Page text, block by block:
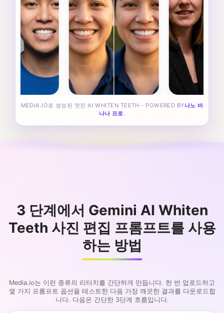
MEDIA.IO로 생성된 멋진 AI WHITEN TEETH - POWERED BY나노 바
나나 프로.
3 단계에서 Gemini AI Whiten
Teeth 사진 편집 프롬프트를 사용
하는 방법
Media.io는 이런 종류의 리터치를 간단하게 만듭니다. 한 번 업로드하고
몇 가지 프롬프트 옵션을 테스트한 다음 가장 깨끗한 결과를 다운로드합
니다. 다음은 간단한 3단계 흐름입니다.